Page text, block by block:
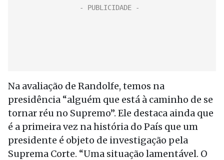
Na avaliação de Randolfe, temos na
presidência “alguém que está à caminho de se
tornar réu no Supremo”. Ele destaca ainda que
é a primeira vez na história do País que um
presidente é objeto de investigação pela
Suprema Corte. “Uma situação lamentável. O